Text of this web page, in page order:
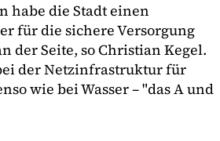
habe die Stadt einen
für die sichere Versorgung
der Seite, so Christian Kegel.
der Netzinfrastruktur für
wie bei Wasser – "das A und